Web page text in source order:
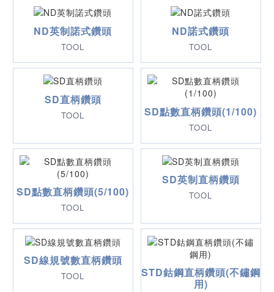
ND英制諾式鑽頭
TOOL
ND諾式鑽頭
TOOL
SD直柄鑽頭
TOOL SD點數直柄鑽頭(1/100)
TOOL
SD點數直柄鑽頭(5/100)
TOOL
SD英制直柄鑽頭
TOOL
SD線規號數直柄鑽頭
TOOL
STD鈷鋼直柄鑽頭(不鏽鋼
用)